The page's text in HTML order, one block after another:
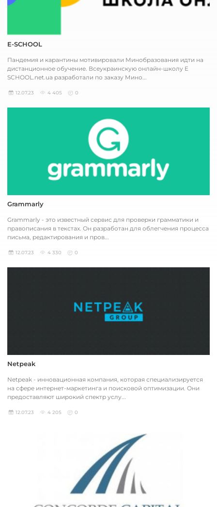
E-SCHOOL
Пандемия и карантины мотивировали Минобразования идти на
дистанционное обучение. Всеукраинскую онлайн-школу E
SCHOOL.net.ua разработали по заказу Мино...
12.07.23 4 405 0
Grammarly
Grammarly - это известный сервис для проверки грамматики и
правописания в текстах. Он разработан для облегчения процесса
письма, редактирования и пров...
12.07.23 4 330 0
Netpeak
Netpeak - инновационная компания, которая специализируется
на сфере интернет-маркетинга и поисковой оптимизации. Они
предоставляют широкий спектр услу...
12.07.23 4 205 0